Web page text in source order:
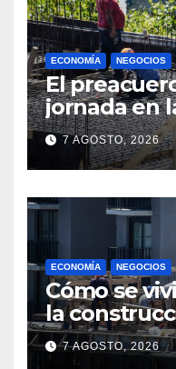
ECONOMÍA NEGOCIOS
El
jornada en
menos
convenio
7 AGOSTO, 2026
ECONOMÍA NEGOCIOS
Cómo se
la
7 AGOSTO, 2026